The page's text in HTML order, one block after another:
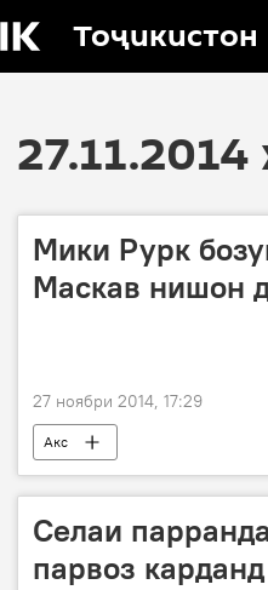
Тоҷикистон
Мики Рурк
Маскав нишон
27 ноябри 2014, 17:29
Акс
Селаи
парвоз карданд